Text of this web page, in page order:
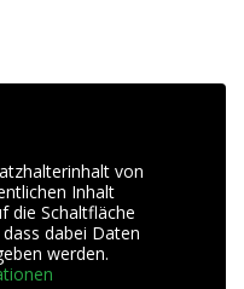
von
Inhalt
die Schaltfläche
dabei Daten
werden.